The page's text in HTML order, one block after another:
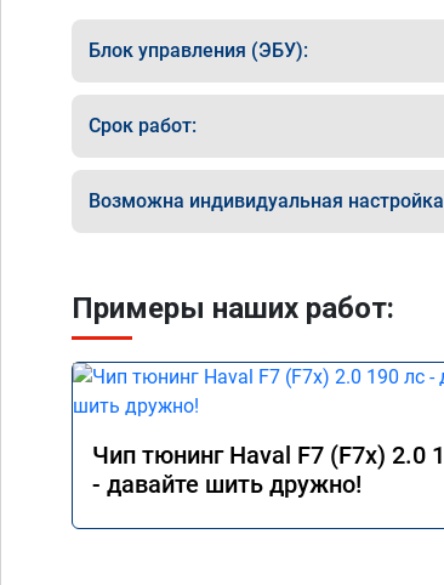
Блок управления (ЭБУ):
Срок работ:
Возможна индивидуальная
Примеры наших работ:
Чип тюнинг Haval F7 (F7x) 2.0
- давайте шить дружно!